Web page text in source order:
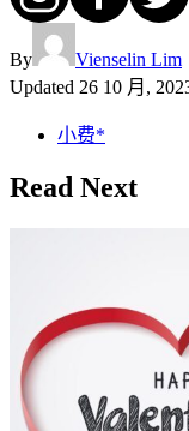
By
Vienselin Lim
Updated 26 10 月,
小费*
Read Next